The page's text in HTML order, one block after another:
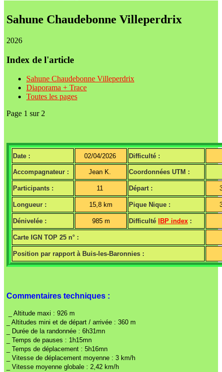
Sahune Chaudebonne Villeperdrix
2026
Index de l'article
Sahune Chaudebonne Villeperdrix
Diaporama + Trace
Toutes les pages
Page 1 sur 2
Date : 02/04/2026 Difficulté :
Accompagnateur : Jean K. Coordonnées UTM :
Participants : 11 Départ :
Longueur : 15,8 km Pique Nique :
Dénivelée : 985 m Difficulté IBP index :
Carte IGN TOP 25 n° :
Position par rapport à Buis-les-Baronnies :
Commentaires techniques :
_ Altitude maxi : 926 m
_ Altitudes mini et de départ / arrivée : 360 m
_ Durée de la randonnée : 6h31mn
_ Temps de pauses : 1h15mn
_ Temps de déplacement : 5h16mn
_ Vitesse de déplacement moyenne : 3 km/h
_ Vitesse moyenne globale : 2,42 km/h